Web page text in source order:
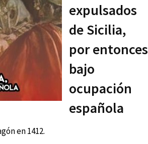
expulsados
de Sicilia,
por entonces
bajo
ocupación
española
en 1412.